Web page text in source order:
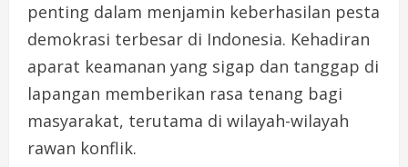
penting dalam menjamin keberhasilan pesta
demokrasi terbesar di Indonesia. Kehadiran
aparat keamanan yang sigap dan tanggap di
lapangan memberikan rasa tenang bagi
masyarakat, terutama di wilayah-wilayah
rawan konflik.